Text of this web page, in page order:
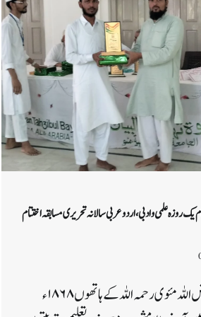
روزہ علمی وادبی ، اردو عربی سالانہ تحریری مسابقہ اختتام
مشرقی یوپی میں مولانا فیض اللہ مئوی رحمہ اللہ کے ہاتھوں ۱۸۶۸ء